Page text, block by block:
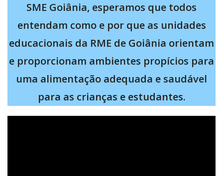
SME Goiânia, esperamos que todos
entendam como e por que as unidades
educacionais da RME de Goiânia orientam
e proporcionam ambientes propícios para
uma alimentação adequada e saudável
para as crianças e estudantes.